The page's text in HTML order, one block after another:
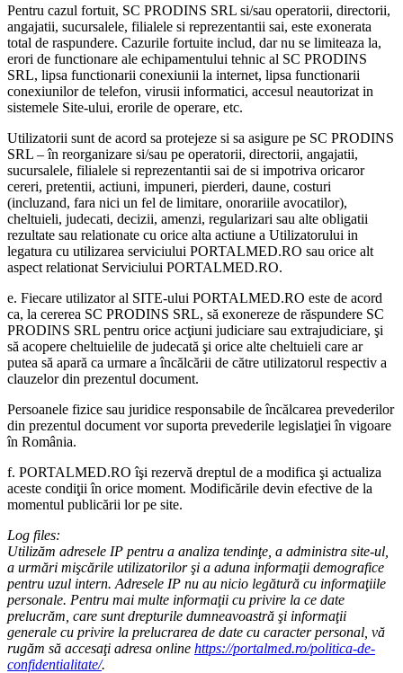
Pentru cazul fortuit, SC PRODINS SRL si/sau operatorii, directorii,
angajatii, sucursalele, filialele si reprezentantii sai, este exonerata
total de raspundere. Cazurile fortuite includ, dar nu se limiteaza la,
erori de functionare ale echipamentului tehnic al SC PRODINS
SRL, lipsa functionarii conexiunii la internet, lipsa functionarii
conexiunilor de telefon, virusii informatici, accesul neautorizat in
sistemele Site-ului, erorile de operare, etc.
Utilizatorii sunt de acord sa protejeze si sa asigure pe SC PRODINS
SRL – în reorganizare si/sau pe operatorii, directorii, angajatii,
sucursalele, filialele si reprezentantii sai de si impotriva oricaror
cereri, pretentii, actiuni, impuneri, pierderi, daune, costuri
(incluzand, fara nici un fel de limitare, onorariile avocatilor),
cheltuieli, judecati, decizii, amenzi, regularizari sau alte obligatii
rezultate sau relationate cu orice alta actiune a Utilizatorului in
legatura cu utilizarea serviciului PORTALMED.RO sau orice alt
aspect relationat Serviciului PORTALMED.RO.
e. Fiecare utilizator al SITE-ului PORTALMED.RO este de acord
ca, la cererea SC PRODINS SRL, să exonereze de răspundere SC
PRODINS SRL pentru orice acţiuni judiciare sau extrajudiciare, şi
să acopere cheltuielile de judecată şi orice alte cheltuieli care ar
putea să apară ca urmare a încălcării de către utilizatorul respectiv a
clauzelor din prezentul document.
Persoanele fizice sau juridice responsabile de încălcarea prevederilor
din prezentul document vor suporta prevederile legislaţiei în vigoare
în România.
f. PORTALMED.RO îşi rezervă dreptul de a modifica şi actualiza
aceste condiţii în orice moment. Modificările devin efective de la
momentul publicării lor pe site.
Log files:
Utilizăm adresele IP pentru a analiza tendinţe, a administra site-ul,
a urmări mişcările utilizatorilor şi a aduna informaţii demografice
pentru uzul intern. Adresele IP nu au nicio legătură cu informaţiile
personale. Pentru mai multe informaţii cu privire la ce date
prelucrăm, care sunt drepturile dumneavoastră şi informaţii
generale cu privire la prelucrarea de date cu caracter personal, vă
rugăm să accesaţi adresa online https://portalmed.ro/politica-de-
confidentialitate/.